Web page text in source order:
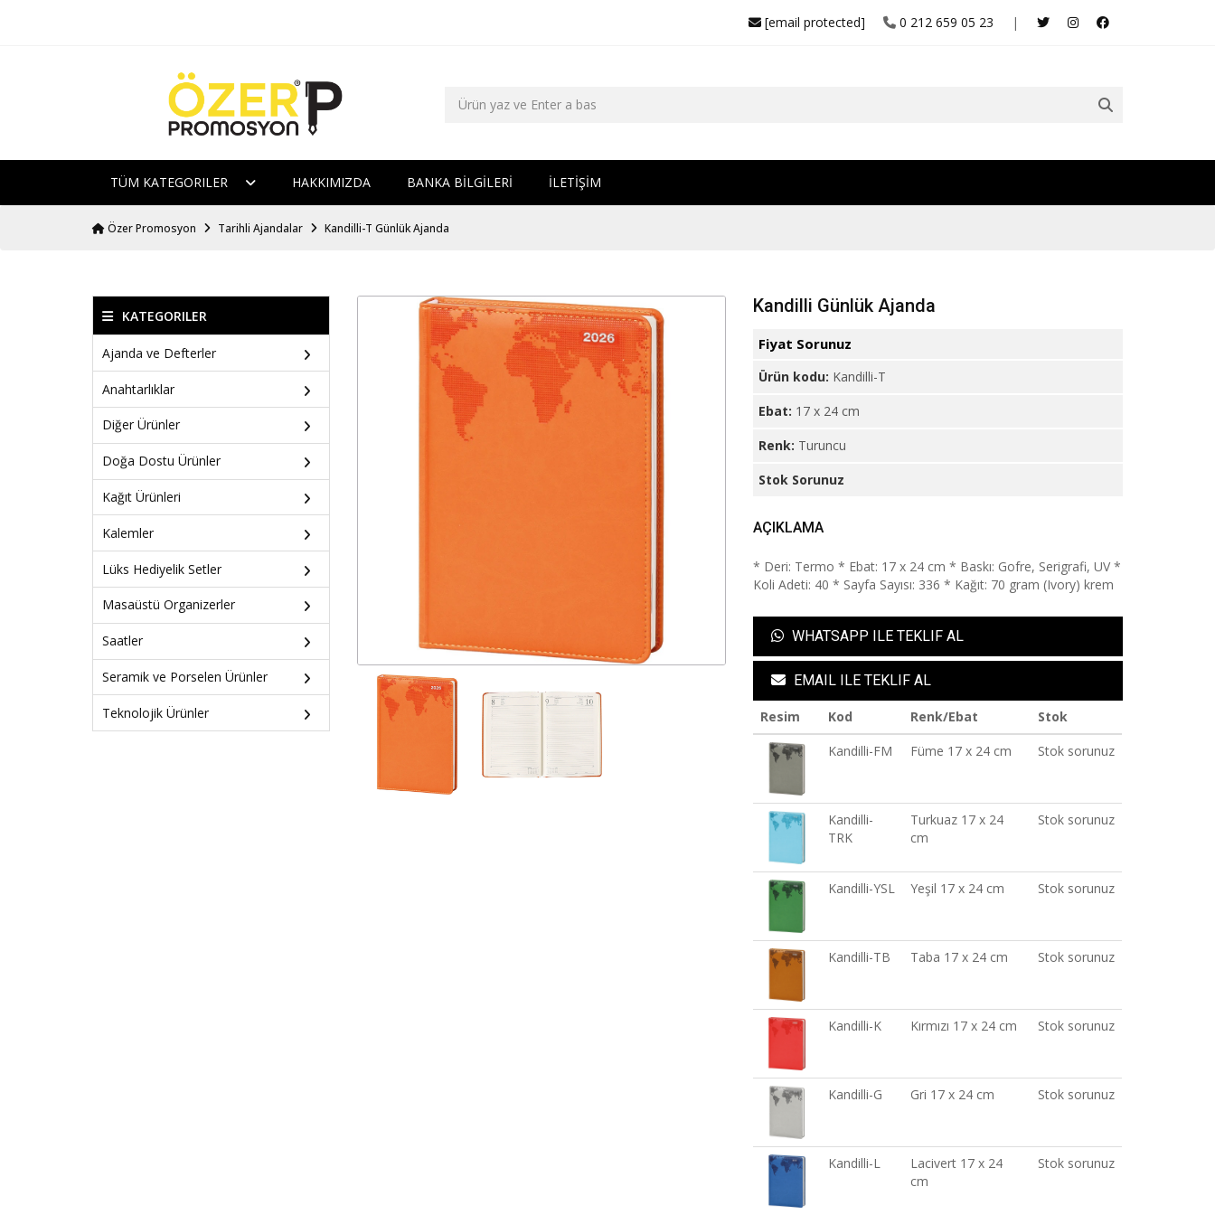
|
0 212 659 05 23
[email protected]
TÜM KATEGORILER HAKKIMIZDA BANKA BİLGİLERİ İLETİŞİM
Özer Promosyon Tarihli Ajandalar Kandilli-T Günlük Ajanda
KATEGORILER
Ajanda ve Defterler
Anahtarlıklar
Diğer Ürünler
Doğa Dostu Ürünler
Kağıt Ürünleri
Kalemler
Lüks Hediyelik Setler
Masaüstü Organizerler
Saatler
Seramik ve Porselen Ürünler
Teknolojik Ürünler
Kandilli Günlük Ajanda
Fiyat Sorunuz
Ürün kodu: Kandilli-T
Ebat: 17 x 24 cm
Renk: Turuncu
Stok Sorunuz
AÇIKLAMA
* Deri: Termo * Ebat: 17 x 24 cm * Baskı: Gofre, Serigrafi, UV *
Koli Adeti: 40 * Sayfa Sayısı: 336 * Kağıt: 70 gram (Ivory) krem
WHATSAPP ILE TEKLIF AL
EMAIL ILE TEKLIF AL
Resim Kod Renk/Ebat
Stok
Kandilli-FM
Füme 17 x 24 cm Stok sorunuz
Kandilli-
TRK
Turkuaz 17 x 24
cm
Stok sorunuz
Kandilli-YSL Yeşil 17 x 24 cm Stok sorunuz
Kandilli-TB Taba 17 x 24 cm Stok sorunuz
Kandilli-K Kırmızı 17 x 24 cm Stok sorunuz
Kandilli-G Gri 17 x 24 cm Stok sorunuz
Kandilli-L
Lacivert 17 x 24
cm
Stok sorunuz